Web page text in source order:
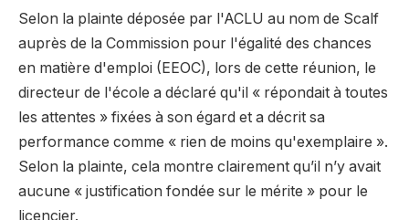
Selon la plainte déposée par l'ACLU au nom de Scalf
auprès de la Commission pour l'égalité des chances
en matière d'emploi (EEOC), lors de cette réunion, le
directeur de l'école a déclaré qu'il « répondait à toutes
les attentes » fixées à son égard et a décrit sa
performance comme « rien de moins qu'exemplaire ».
Selon la plainte, cela montre clairement qu’il n’y avait
aucune « justification fondée sur le mérite » pour le
licencier.